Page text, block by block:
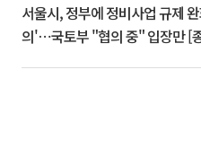
서울시, 정부에 정비사업 규제
의'⋯국토부 "협의 중" 입장만 [